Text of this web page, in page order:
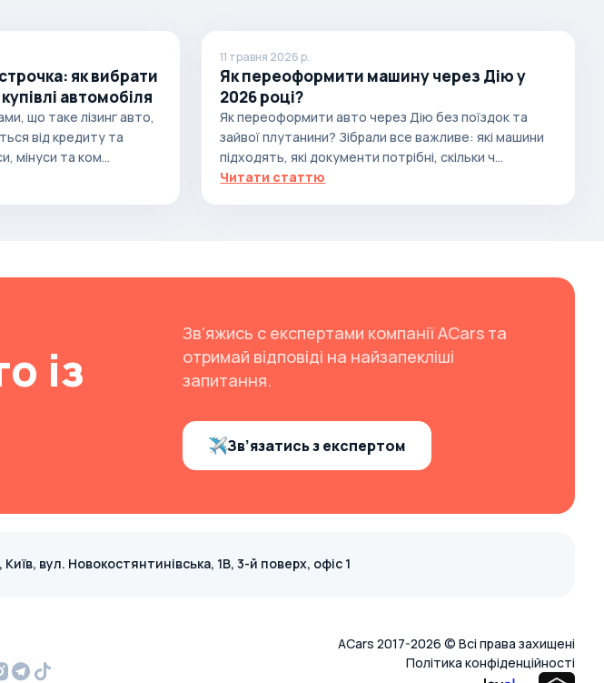
як вибрати
автомобіля
що таке лізинг авто,
від кредиту та
мінуси та ком...
11 травня 2026 р.
Як переоформити машину через Дію у
2026 році?
Як переоформити авто через Дію без поїздок та
зайвої плутанини? Зібрали все важливе: які машини
підходять, які документи потрібні, скільки ч...
Читати статтю
із
Зв’яжись с експертами компанії ACars та
отримай відповіді на найзапекліші
запитання.
Зв’язатись з експертом
Київ, вул. Новокостянтинівська, 1В, 3-й поверх, офіс 1
ACars 2017-2026 © Всі права захищені
Політика конфіденційності